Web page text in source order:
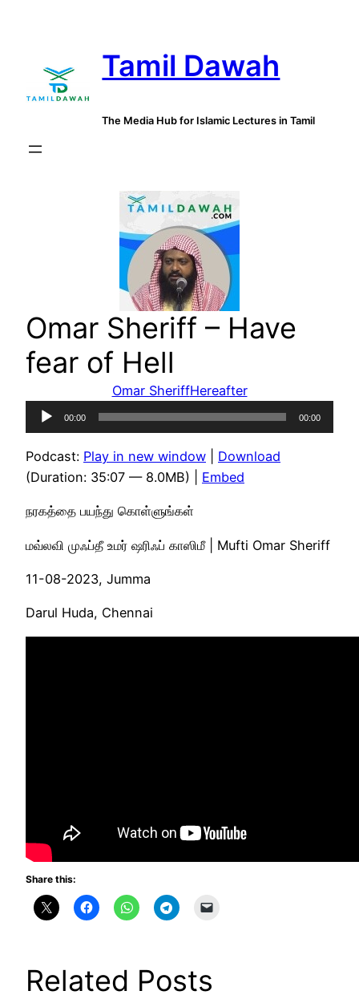
Tamil Dawah
The Media Hub for Islamic Lectures in Tamil
Omar Sheriff – Have
fear of Hell
Omar SheriffHereafter
Audio
Player
00:00 00:00
Podcast: Play in new window
Download
(Duration: 35:07 — 8.0MB) | Embed
நரகத்தை பயந்து கொள்ளுங்கள்
மவ்லவி முஃப்தீ உமர் ஷரிஃப் காஸிமீ | Mufti Omar Sheriff
11-08-2023, Jumma
Darul Huda, Chennai
Share this:
Related Posts